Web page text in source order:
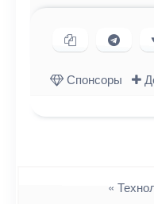
Копировать
Спонсоры
«